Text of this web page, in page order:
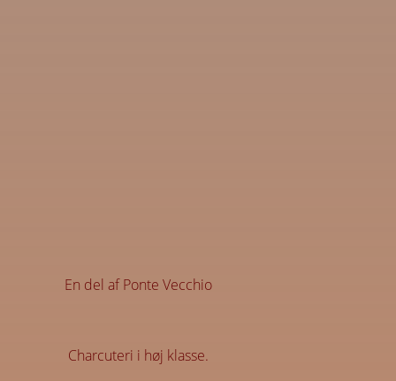
En del af Ponte Vecchio
Charcuteri i høj klasse.